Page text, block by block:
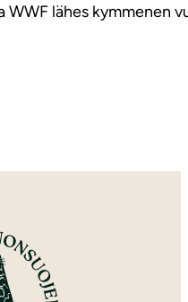
WWF lähes kymmenen